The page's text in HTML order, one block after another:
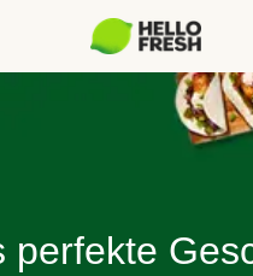
perfekte